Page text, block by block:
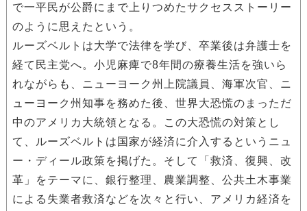
で一平民が公爵にまで上りつめたサクセスストーリー
のように思えたという。
ルーズベルトは大学で法律を学び、卒業後は弁護士を
経て民主党へ。小児麻痺で8年間の療養生活を強いら
れながらも、ニューヨーク州上院議員、海軍次官、ニ
ューヨーク州知事を務めた後、世界大恐慌のまっただ
中のアメリカ大統領となる。この大恐慌の対策とし
て、ルーズベルトは国家が経済に介入するというニュ
ー・ディール政策を掲げた。そして「救済、復興、改
革」をテーマに、銀行整理、農業調整、公共土木事業
による失業者救済などを次々と行い、アメリカ経済を